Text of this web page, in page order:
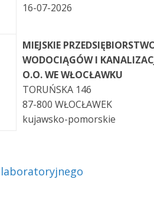
16-07-2026
MIEJSKIE
WODOCIĄGÓW I
O.O. WE WŁOCŁAWKU
TORUŃSKA 146
87-800 WŁOCŁAWEK
kujawsko-pomorskie